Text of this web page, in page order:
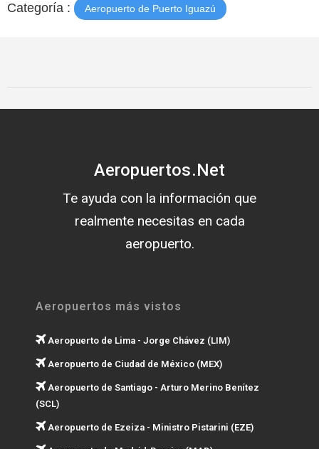
Categoría : Aeropuerto de Puerto Iguazú
Aeropuertos.Net
Te ayuda con la información que
realmente necesitas en cada
aeropuerto.
Aeropuertos más vistos
Aeropuerto de Lima - Jorge Chávez (LIM)
Aeropuerto de Ciudad de México (MEX)
Aeropuerto de Santiago - Arturo Merino Benítez
(SCL)
Aeropuerto de Ezeiza - Ministro Pistarini (EZE)